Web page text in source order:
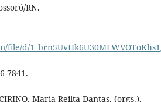
RN.
file/d/
7841.
Maria Reilta Dantas. (orgs.).